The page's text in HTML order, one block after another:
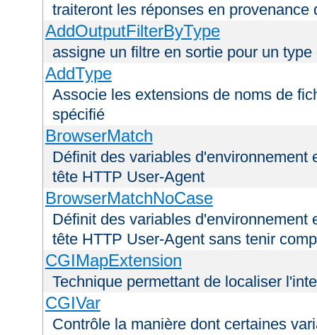
traiteront les réponses en provenance
AddOutputFilterByType
assigne un filtre en sortie pour un
AddType
Associe les extensions de noms de
spécifié
BrowserMatch
Définit des variables d'environnement
tête HTTP User-Agent
BrowserMatchNoCase
Définit des variables d'environnement
tête HTTP User-Agent sans tenir
CGIMapExtension
Technique permettant de localiser
CGIVar
Contrôle la manière dont certaines